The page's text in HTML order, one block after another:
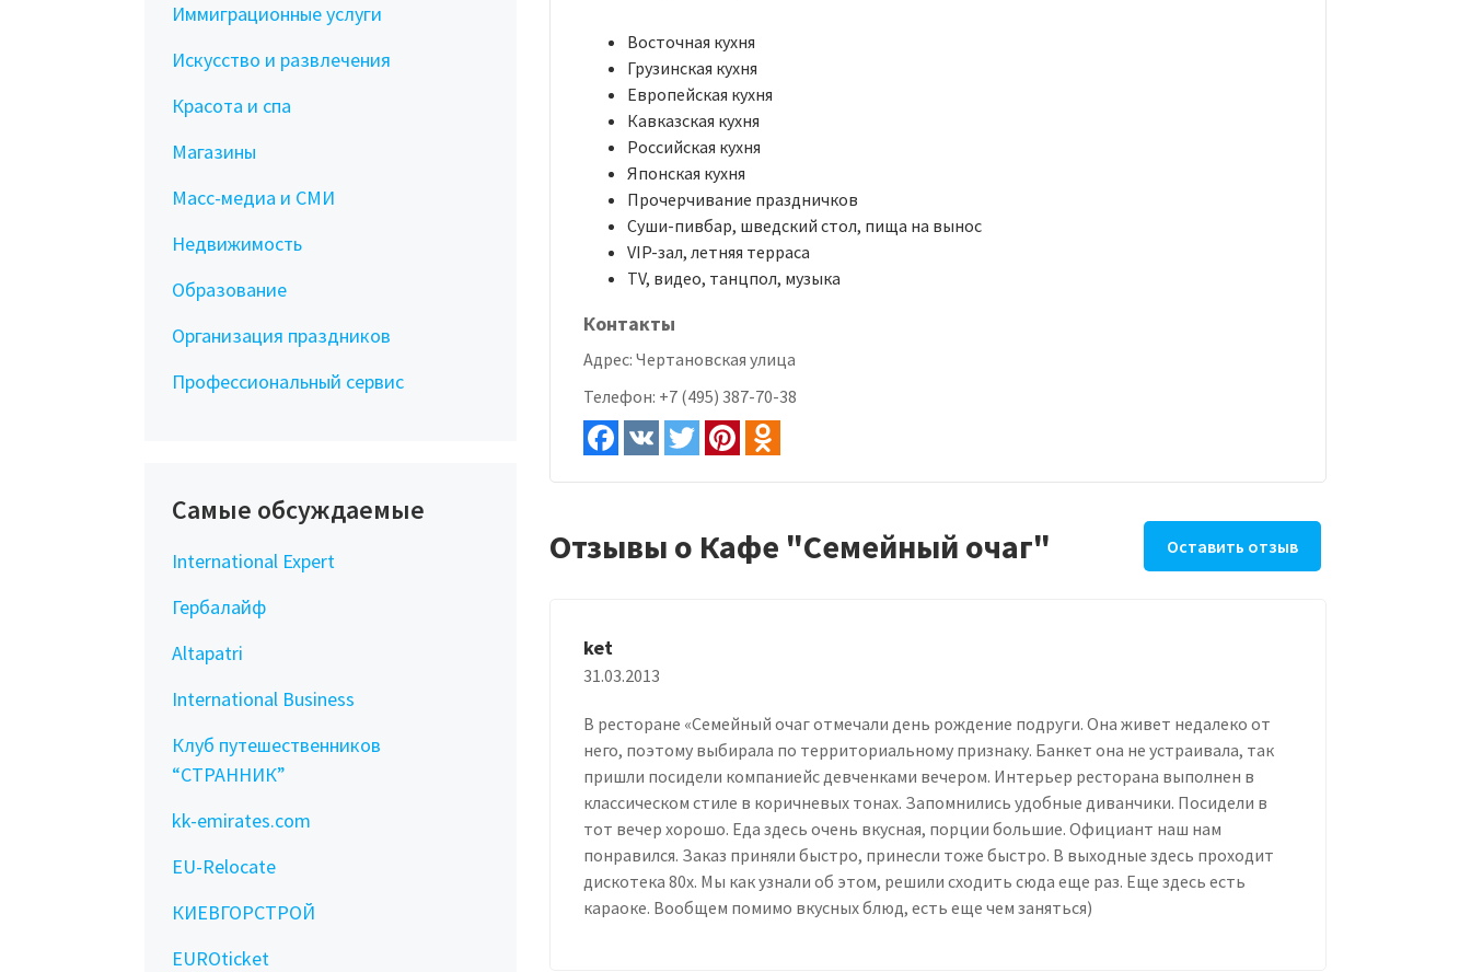
Восточная кухня
Грузинская кухня
Европейская кухня
Кавказская кухня
Российская кухня
Японская кухня
Прочерчивание праздничков
Суши-пивбар, шведский стол, пища на вынос
VIP-зал, летняя терраса
TV, видео, танцпол, музыка
Контакты
Адрес: Чертановская улица
Телефон: +7 (495) 387-70-38
Отзывы о Кафе "Семейный очаг" Оставить отзыв
ket
31.03.2013
В ресторане «Семейный очаг отмечали день рождение подруги. Она живет недалеко от
него, поэтому выбирала по территориальному признаку. Банкет она не устраивала, так
пришли посидели компаниейс девченками вечером. Интерьер ресторана выполнен в
классическом стиле в коричневых тонах. Запомнились удобные диванчики. Посидели в
тот вечер хорошо. Еда здесь очень вкусная, порции большие. Официант наш нам
понравился. Заказ приняли быстро, принесли тоже быстро. В выходные здесь проходит
дискотека 80х. Мы как узнали об этом, решили сходить сюда еще раз. Еще здесь есть
караоке. Вообщем помимо вкусных блюд, есть еще чем заняться)
Иммиграционные услуги
Искусство и развлечения
Красота и спа
Магазины
Масс-медиа и СМИ
Недвижимость
Образование
Организация праздников
Профессиональный сервис
Самые обсуждаемые
International Expert
Гербалайф
Altapatri
International Business
Клуб путешественников
“СТРАННИК”
kk-emirates.com
EU-Relocate
КИЕВГОРСТРОЙ
EUROticket